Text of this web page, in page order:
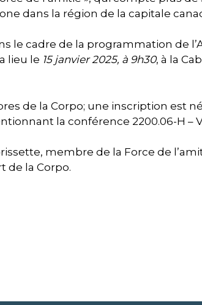
dans la région de la capitale
le cadre de la programmation de
lieu le 15 janvier 2025, à 9h30, à la
de la Corpo; une inscription est
la conférence 2200.06-H –
membre de la Force de
de la Corpo.